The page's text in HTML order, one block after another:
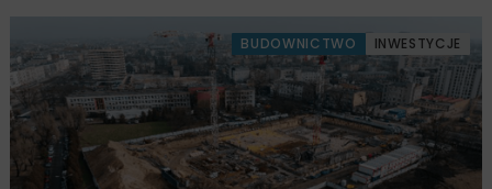
BUDOWNICTWO INWESTYCJE